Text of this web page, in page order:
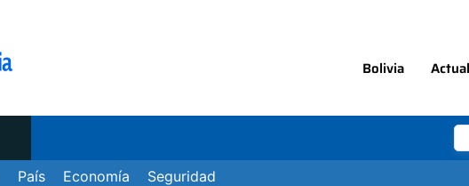
Bolivia
País Economía Seguridad